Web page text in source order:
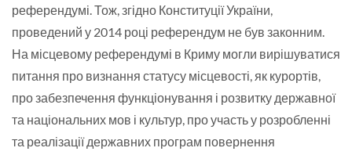
референдумі. Тож, згідно Конституції України,
проведений у 2014 році референдум не був законним.
На місцевому референдумі в Криму могли вирішуватися
питання про визнання статусу місцевості, як курортів,
про забезпечення функціонування і розвитку державної
та національних мов і культур, про участь у розробленні
та реалізації державних програм повернення